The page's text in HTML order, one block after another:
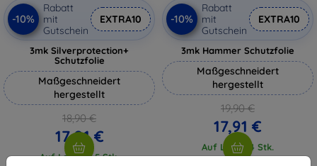
-10%
Rabatt
mit
Gutschein
EXTRA10
3mk Silverprotection+
Schutzfolie
Maßgeschneidert
hergestellt
18,90 €
17,01 €
Auf Lager > 5 Stk.
-10%
Rabatt
mit
Gutschein
EXTRA10
3mk Hammer Schutzfolie
Maßgeschneidert
hergestellt
19,90 €
17,91 €
Auf Lager 4 Stk.